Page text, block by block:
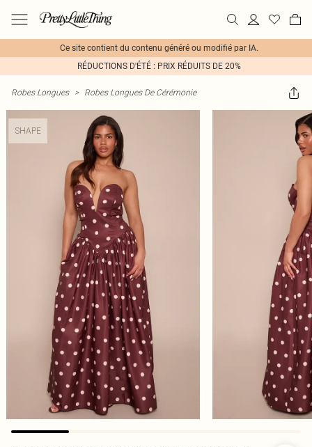
Ce site contient du contenu généré ou modifié par IA.
RÉDUCTIONS D'ÉTÉ : PRIX RÉDUITS DE 20%
Robes Longues > Robes Longues De Cérémonie
SHAPE